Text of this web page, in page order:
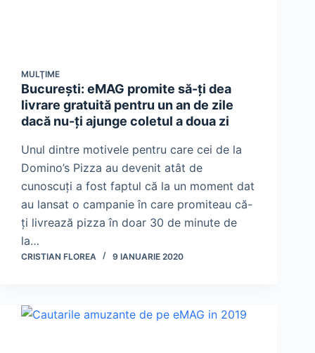
MULŢIME
București: eMAG promite să-ți dea
livrare gratuită pentru un an de zile
dacă nu-ți ajunge coletul a doua zi
Unul dintre motivele pentru care cei de la
Domino’s Pizza au devenit atât de
cunoscuți a fost faptul că la un moment dat
au lansat o campanie în care promiteau că-
ți livrează pizza în doar 30 de minute de
la…
CRISTIAN FLOREA 9 IANUARIE 2020